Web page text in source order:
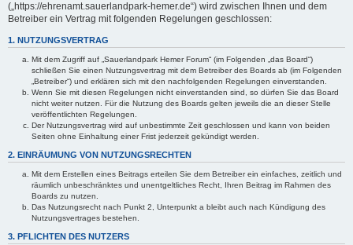
(„https://ehrenamt.sauerlandpark-hemer.de“) wird zwischen Ihnen und dem
Betreiber ein Vertrag mit folgenden Regelungen geschlossen:
1. NUTZUNGSVERTRAG
Mit dem Zugriff auf „Sauerlandpark Hemer Forum“ (im Folgenden „das Board“)
schließen Sie einen Nutzungsvertrag mit dem Betreiber des Boards ab (im Folgenden
„Betreiber“) und erklären sich mit den nachfolgenden Regelungen einverstanden.
Wenn Sie mit diesen Regelungen nicht einverstanden sind, so dürfen Sie das Board
nicht weiter nutzen. Für die Nutzung des Boards gelten jeweils die an dieser Stelle
veröffentlichten Regelungen.
Der Nutzungsvertrag wird auf unbestimmte Zeit geschlossen und kann von beiden
Seiten ohne Einhaltung einer Frist jederzeit gekündigt werden.
2. EINRÄUMUNG VON NUTZUNGSRECHTEN
Mit dem Erstellen eines Beitrags erteilen Sie dem Betreiber ein einfaches, zeitlich und
räumlich unbeschränktes und unentgeltliches Recht, Ihren Beitrag im Rahmen des
Boards zu nutzen.
Das Nutzungsrecht nach Punkt 2, Unterpunkt a bleibt auch nach Kündigung des
Nutzungsvertrages bestehen.
3. PFLICHTEN DES NUTZERS